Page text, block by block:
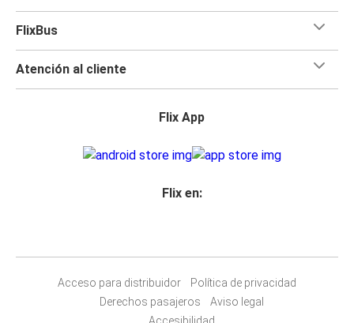
FlixBus
Atención al cliente
Flix App
Flix en:
Acceso para distribuidor
Política de privacidad
Derechos pasajeros
Aviso legal
Accesibilidad